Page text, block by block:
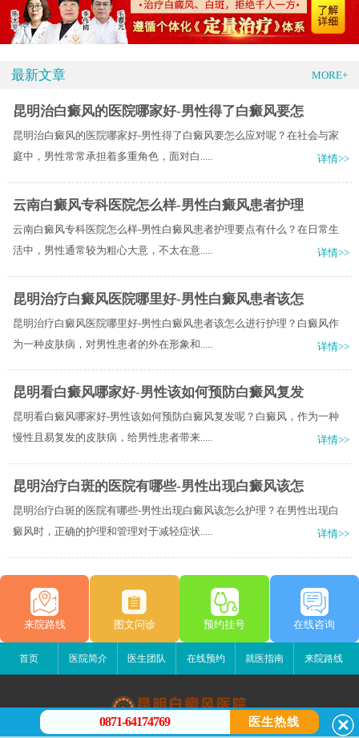
最新文章 MORE+
昆明治白癜风的医院哪家好-男性得了白癜风要怎
昆明治白癜风的医院哪家好-男性得了白癜风要怎么应对呢？在社会与家
庭中，男性常常承担着多重角色，面对白.....
详情>>
云南白癜风专科医院怎么样-男性白癜风患者护理
云南白癜风专科医院怎么样-男性白癜风患者护理要点有什么？在日常生
活中，男性通常较为粗心大意，不太在意.....
详情>>
昆明治疗白癜风医院哪里好-男性白癜风患者该怎
昆明治疗白癜风医院哪里好-男性白癜风患者该怎么进行护理？白癜风作
为一种皮肤病，对男性患者的外在形象和.....
详情>>
昆明看白癜风哪家好-男性该如何预防白癜风复发
昆明看白癜风哪家好-男性该如何预防白癜风复发呢？白癜风，作为一种
慢性且易复发的皮肤病，给男性患者带来.....
详情>>
昆明治疗白斑的医院有哪些-男性出现白癜风该怎
昆明治疗白斑的医院有哪些-男性出现白癜风该怎么护理？在男性出现白
癜风时，正确的护理和管理对于减轻症状.....
详情>>
来院路线 图文问诊 预约挂号 在线咨询
首页 医院简介 医生团队 在线预约 就医指南 来院路线
0871-64174769 医生热线